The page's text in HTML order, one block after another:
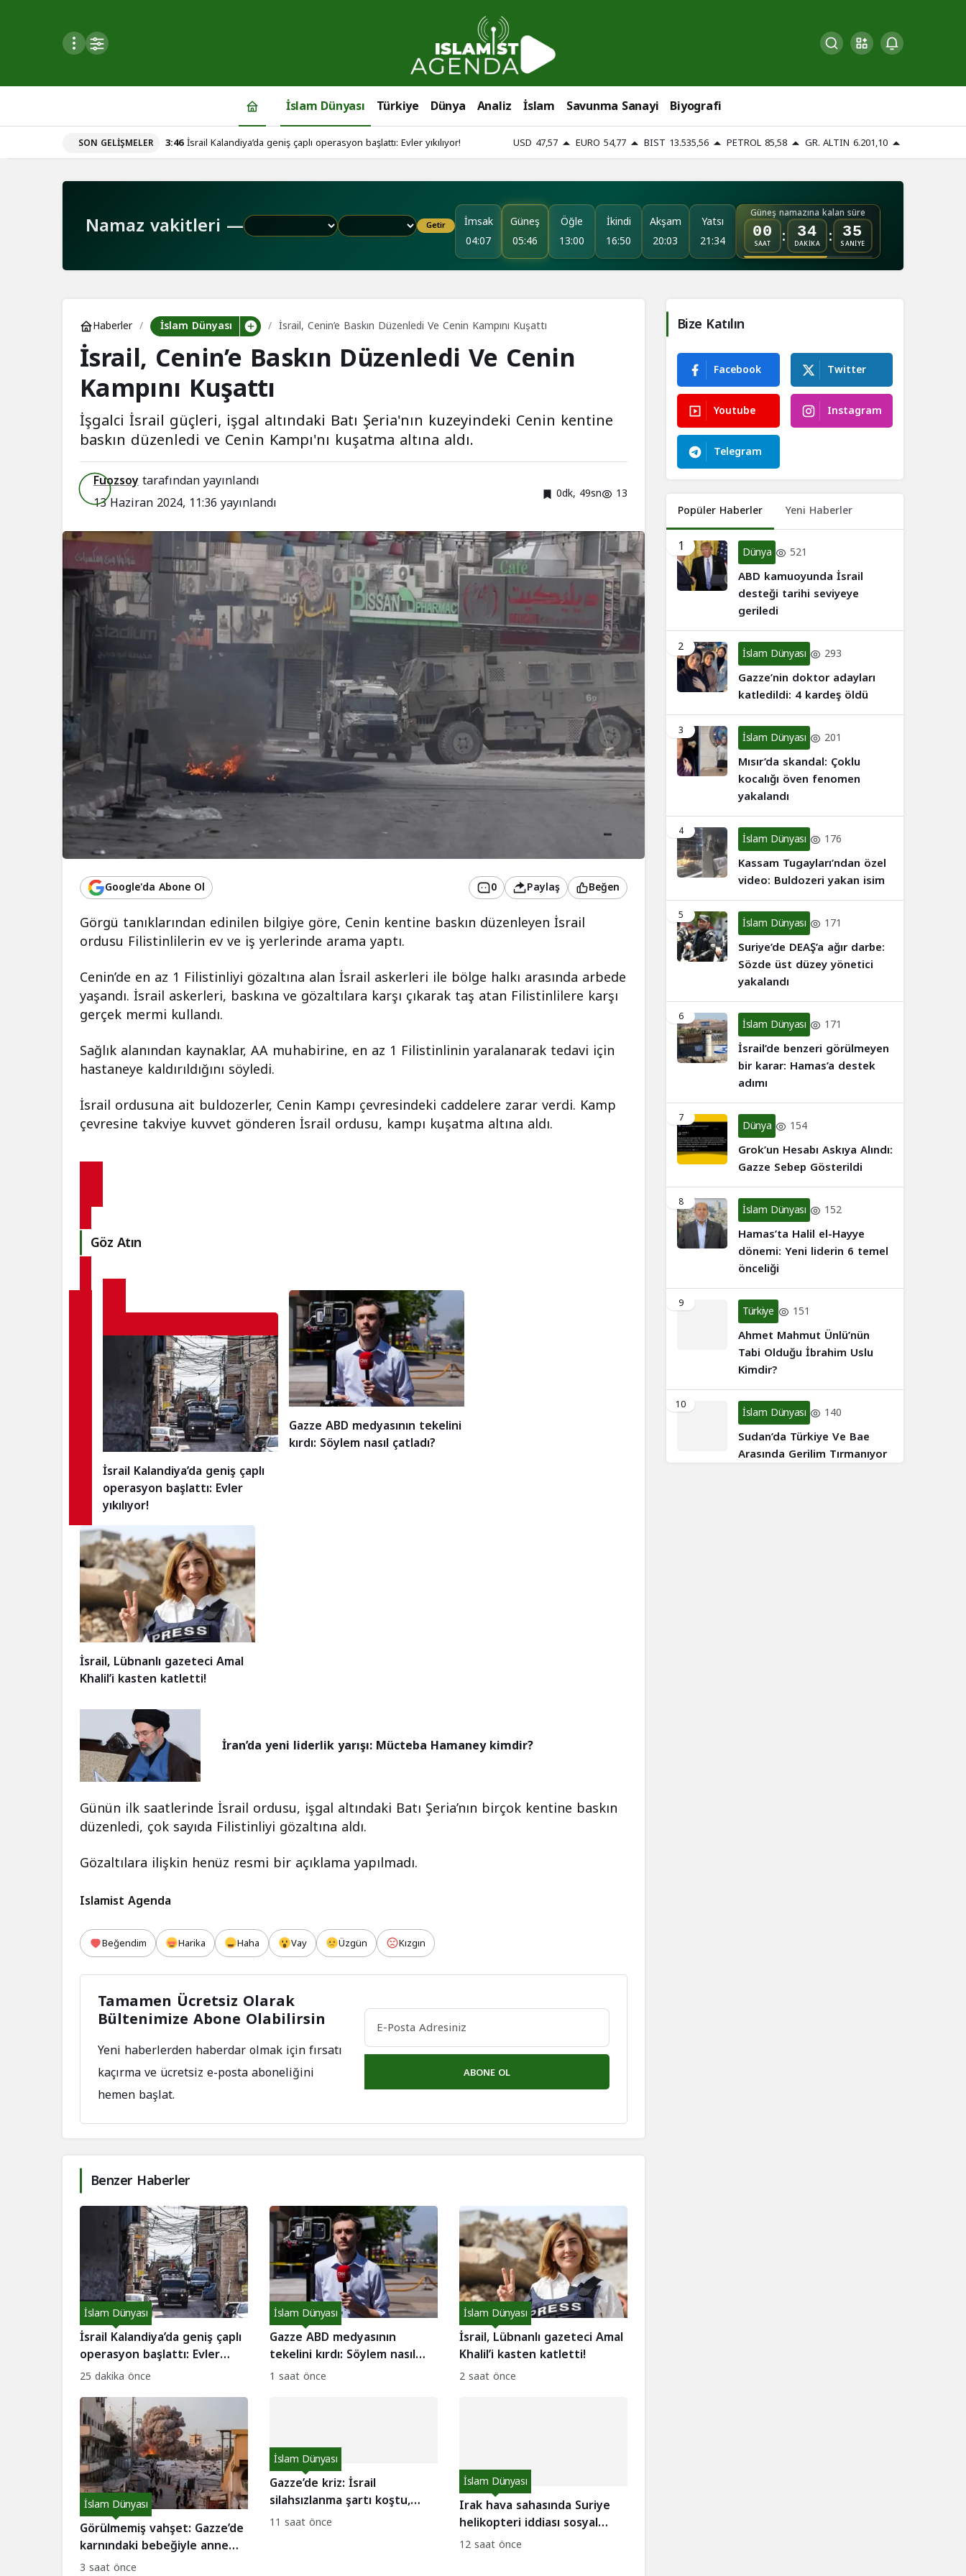
Mod
İslam Dünyası Türkiye Dünya Analiz İslam Savunma Sanayi Biyografi
SON GELIŞMELER 3:46 İsrail Kalandiya’da geniş çaplı operasyon başlattı: Evler yıkılıyor! USD 47,57 EURO 54,77 BIST 13.535,56 PETROL 85,58 GR. ALTIN 6.201,10
Namaz vakitleri — Getir
İmsak
04:07
Güneş
05:46
Öğle
13:00
İkindi
16:50
Akşam
20:03
Yatsı
21:34
Güneş namazına kalan süre
00
SAAT : 34
DAKİKA : 34
SANİYE
Haberler İslam Dünyası İsrail, Cenin’e Baskın Düzenledi Ve Cenin Kampını Kuşattı
İsrail, Cenin’e Baskın Düzenledi Ve Cenin
Kampını Kuşattı
İşgalci İsrail güçleri, işgal altındaki Batı Şeria'nın kuzeyindeki Cenin kentine
baskın düzenledi ve Cenin Kampı'nı kuşatma altına aldı.
Fuozsoytarafından yayınlandı
13 Haziran 2024, 11:36yayınlandı 0dk, 49sn 13
Google'da Abone Ol 0 Paylaş Beğen
Görgü tanıklarından edinilen bilgiye göre, Cenin kentine baskın düzenleyen İsrail
ordusu Filistinlilerin ev ve iş yerlerinde arama yaptı.
Cenin’de en az 1 Filistinliyi gözaltına alan İsrail askerleri ile bölge halkı arasında arbede
yaşandı. İsrail askerleri, baskına ve gözaltılara karşı çıkarak taş atan Filistinlilere karşı
gerçek mermi kullandı.
Sağlık alanından kaynaklar, AA muhabirine, en az 1 Filistinlinin yaralanarak tedavi için
hastaneye kaldırıldığını söyledi.
İsrail ordusuna ait buldozerler, Cenin Kampı çevresindeki caddelere zarar verdi. Kamp
çevresine takviye kuvvet gönderen İsrail ordusu, kampı kuşatma altına aldı.
Göz Atın
İsrail Kalandiya’da geniş çaplı
operasyon başlattı: Evler
yıkılıyor!
Gazze ABD medyasının tekelini
kırdı: Söylem nasıl çatladı?
İsrail, Lübnanlı gazeteci Amal
Khalil’i kasten katletti!
İran’da yeni liderlik yarışı: Mücteba Hamaney kimdir?
Günün ilk saatlerinde İsrail ordusu, işgal altındaki Batı Şeria’nın birçok kentine baskın
düzenledi, çok sayıda Filistinliyi gözaltına aldı.
Gözaltılara ilişkin henüz resmi bir açıklama yapılmadı.
Islamist Agenda
Beğendim Harika Haha Vay Üzgün Kızgın
Tamamen Ücretsiz Olarak
Bültenimize Abone Olabilirsin
Yeni haberlerden haberdar olmak için fırsatı
kaçırma ve ücretsiz e-posta aboneliğini
hemen başlat.
ABONE OL
Benzer Haberler
İsrail Kalandiya’da geniş çaplı
operasyon başlattı: Evler
yıkılıyor!
İslam Dünyası
25 dakika önce
Gazze ABD medyasının
tekelini kırdı: Söylem nasıl
çatladı?
İslam Dünyası
1 saat önce
İsrail, Lübnanlı gazeteci Amal
Khalil’i kasten katletti!
İslam Dünyası
2 saat önce
Görülmemiş vahşet: Gazze’de
karnındaki bebeğiyle anne
katledildi!
İslam Dünyası
3 saat önce
Gazze’de kriz: İsrail
silahsızlanma şartı koştu,
arabulucular tepkili
İslam Dünyası
11 saat önce
Irak hava sahasında Suriye
helikopteri iddiası sosyal
medyayı salladı: Gerçek ne
İslam Dünyası
12 saat önce
Bize Katılın
Facebook Twitter
Youtube Instagram
Telegram
Popüler Haberler Yeni Haberler
1 Dünya 521
ABD kamuoyunda İsrail
desteği tarihi seviyeye
geriledi
2 İslam Dünyası 293
Gazze’nin doktor adayları
katledildi: 4 kardeş öldü
3 İslam Dünyası 201
Mısır’da skandal: Çoklu
kocalığı öven fenomen
yakalandı
4 İslam Dünyası 176
Kassam Tugayları’ndan özel
video: Buldozeri yakan isim
5 İslam Dünyası 171
Suriye’de DEAŞ’a ağır darbe:
Sözde üst düzey yönetici
yakalandı
6 İslam Dünyası 171
İsrail’de benzeri görülmeyen
bir karar: Hamas’a destek
adımı
7 Dünya 154
Grok’un Hesabı Askıya Alındı:
Gazze Sebep Gösterildi
8 İslam Dünyası 152
Hamas’ta Halil el-Hayye
dönemi: Yeni liderin 6 temel
önceliği
9 Türkiye 151
Ahmet Mahmut Ünlü’nün
Tabi Olduğu İbrahim Uslu
Kimdir?
10 İslam Dünyası 140
Sudan’da Türkiye Ve Bae
Arasında Gerilim Tırmanıyor